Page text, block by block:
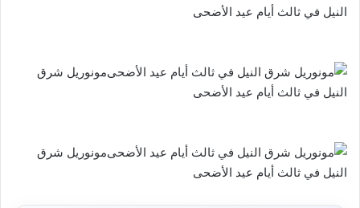
النيل في ثالث أيام عيد الأضحى
مونوريل شرق
النيل في ثالث أيام عيد الأضحى
مونوريل شرق
النيل في ثالث أيام عيد الأضحى